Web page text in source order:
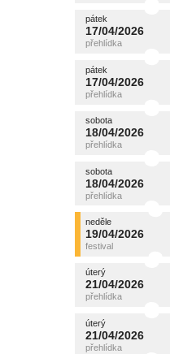
pátek
17/04/2026
pátek
17/04/2026
pátek
17/04/2026
pátek
17/04/2026
sobota
18/04/2026
sobota
18/04/2026
sobota
18/04/2026
sobota
18/04/2026
neděle
19/04/2026
neděle
19/04/2026
úterý
21/04/2026
úterý
21/04/2026
úterý
21/04/2026
úterý
21/04/2026